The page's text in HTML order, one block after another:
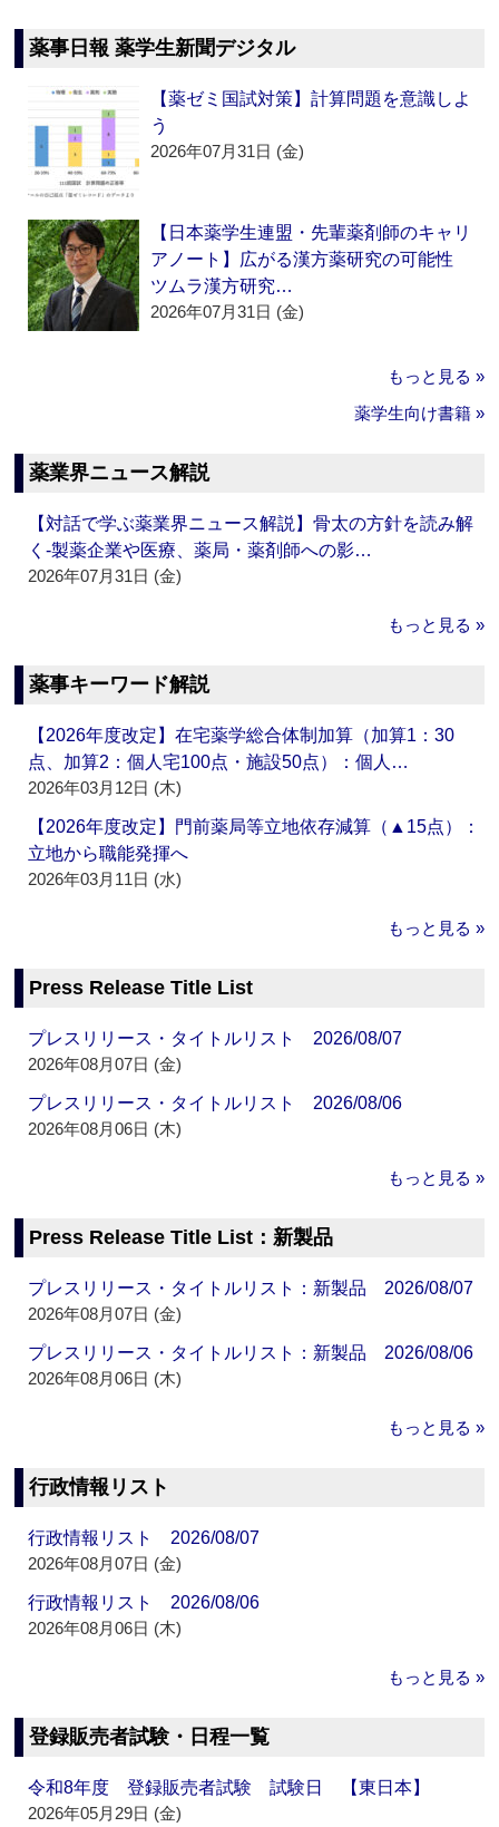
薬事日報 薬学生新聞デジタル
【薬ゼミ国試対策】計算問題を意識しよ
う
2026年07月31日 (金)
【日本薬学生連盟・先輩薬剤師のキャリ
アノート】広がる漢方薬研究の可能性
ツムラ漢方研究…
2026年07月31日 (金)
もっと見る »
薬学生向け書籍 »
薬業界ニュース解説
【対話で学ぶ薬業界ニュース解説】骨太の方針を読み解
く‐製薬企業や医療、薬局・薬剤師への影…
2026年07月31日 (金)
もっと見る »
薬事キーワード解説
【2026年度改定】在宅薬学総合体制加算（加算1：30
点、加算2：個人宅100点・施設50点）：個人…
2026年03月12日 (木)
【2026年度改定】門前薬局等立地依存減算（▲15点）：
立地から職能発揮へ
2026年03月11日 (水)
もっと見る »
Press Release Title List
プレスリリース・タイトルリスト 2026/08/07
2026年08月07日 (金)
プレスリリース・タイトルリスト 2026/08/06
2026年08月06日 (木)
もっと見る »
Press Release Title List：新製品
プレスリリース・タイトルリスト：新製品 2026/08/07
2026年08月07日 (金)
プレスリリース・タイトルリスト：新製品 2026/08/06
2026年08月06日 (木)
もっと見る »
行政情報リスト
行政情報リスト 2026/08/07
2026年08月07日 (金)
行政情報リスト 2026/08/06
2026年08月06日 (木)
もっと見る »
登録販売者試験・日程一覧
令和8年度 登録販売者試験 試験日 【東日本】
2026年05月29日 (金)